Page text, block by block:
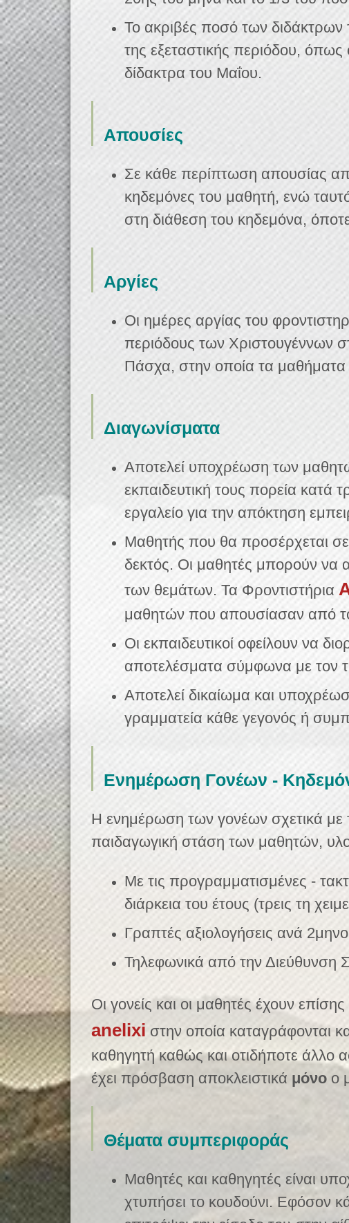
Το ακριβές ποσό των διδάκτρων
της εξεταστικής περιόδου, όπως
δίδακτρα του Μαΐου.
Απουσίες
Σε κάθε περίπτωση απουσίας
κηδεμόνες του μαθητή, ενώ
στη διάθεση του κηδεμόνα,
Αργίες
Οι ημέρες αργίας του
περιόδους των Χριστουγέννων
Πάσχα, στην οποία τα
Διαγωνίσματα
Αποτελεί υποχρέωση των
εκπαιδευτική τους πορεία κατά
εργαλείο για την απόκτηση
Μαθητής που θα προσέρχεται
δεκτός. Οι μαθητές μπορούν
των θεμάτων. Τα Φροντιστήρια
μαθητών που απουσίασαν από
Οι εκπαιδευτικοί οφείλουν να
αποτελέσματα σύμφωνα με τον
Αποτελεί δικαίωμα και
γραμματεία κάθε γεγονός ή
Ενημέρωση Γονέων -
Η ενημέρωση των γονέων σχετικά με
παιδαγωγική στάση των μαθητών,
Με τις προγραμματισμένες -
διάρκεια του έτους (τρεις τη
Γραπτές αξιολογήσεις ανά
Τηλεφωνικά από την Διεύθυνση
Οι γονείς και οι μαθητές έχουν
anelixi στην οποία καταγράφονται
καθηγητή καθώς και οτιδήποτε άλλο
έχει πρόσβαση αποκλειστικά μόνο ο
Θέματα συμπεριφοράς
Μαθητές και καθηγητές είναι
χτυπήσει το κουδούνι. Εφόσον